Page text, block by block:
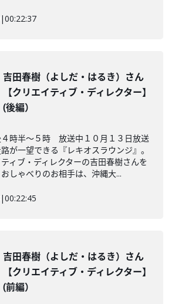
|00:22:37
吉田春樹（よしだ・はるき）さん
【クリエイティブ・ディレクター】
(後編）
時半～５時 放送中１０月１３日放送
が一望できる『レキオスラウンジ』。
ィブ・ディレクターの吉田春樹さんを
しゃべりのお相手は、沖縄大...
|00:22:45
吉田春樹（よしだ・はるき）さん
【クリエイティブ・ディレクター】
(前編）